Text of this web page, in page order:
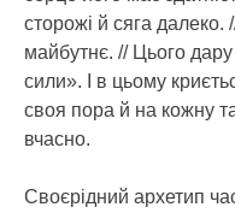
сторожі й сяга далеко.
майбутнє. // Цього
сили». І в цьому
своя пора й на кожну
вчасно.
Своєрідний архетип